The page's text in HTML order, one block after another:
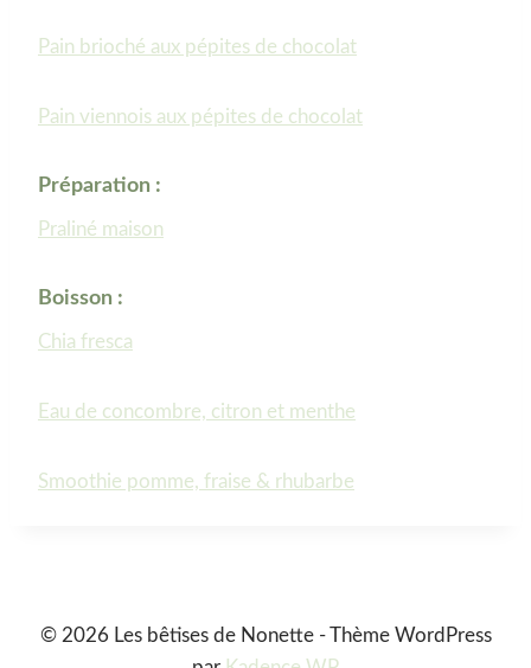
Pain brioché aux pépites de chocolat
Pain viennois aux pépites de chocolat
Préparation :
Praliné maison
Boisson :
Chia fresca
Eau de concombre, citron et menthe
Smoothie pomme, fraise & rhubarbe
© 2026 Les bêtises de Nonette - Thème WordPress